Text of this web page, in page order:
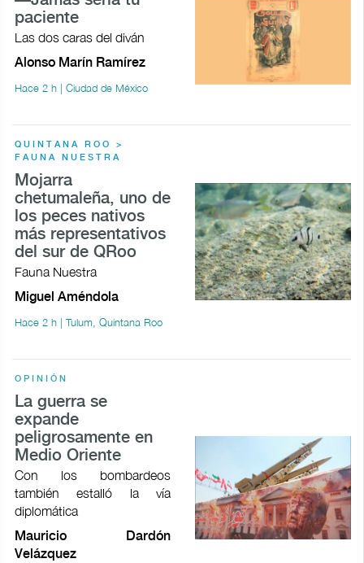
paciente
Las dos caras del diván
Alonso Marín Ramírez
Hace 2 h | Ciudad de México
QUINTANA ROO >
FAUNA NUESTRA
Mojarra
chetumaleña, uno de
los peces nativos
más representativos
del sur de QRoo
Fauna Nuestra
Miguel Améndola
Hace 2 h | Tulum, Quintana Roo
OPINIÓN
La guerra se
expande
peligrosamente en
Medio Oriente
Con los bombardeos
también estalló la vía
diplomática
Mauricio Dardón
Velázquez